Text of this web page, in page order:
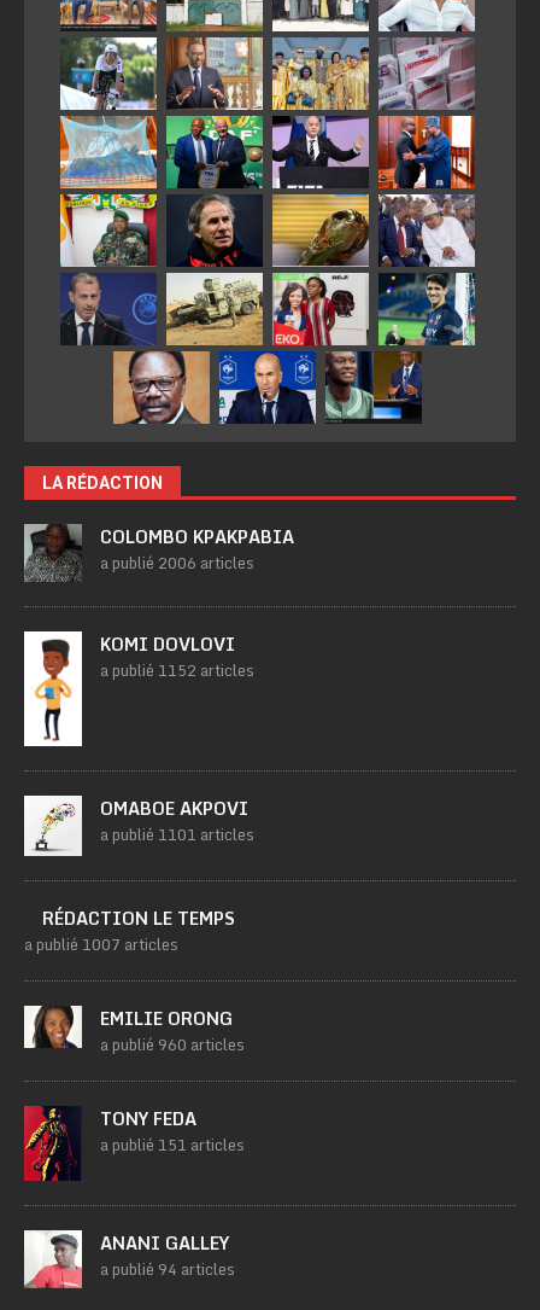
LA RÉDACTION
COLOMBO KPAKPABIA
a publié 2006 articles
KOMI DOVLOVI
a publié 1152 articles
OMABOE AKPOVI
a publié 1101 articles
RÉDACTION LE TEMPS
a publié 1007 articles
EMILIE ORONG
a publié 960 articles
TONY FEDA
a publié 151 articles
ANANI GALLEY
a publié 94 articles